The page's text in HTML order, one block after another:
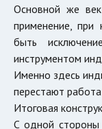
Основной же
применение,
быть
инструментом
Именно здесь
перестают
Итоговая
С одной стороны